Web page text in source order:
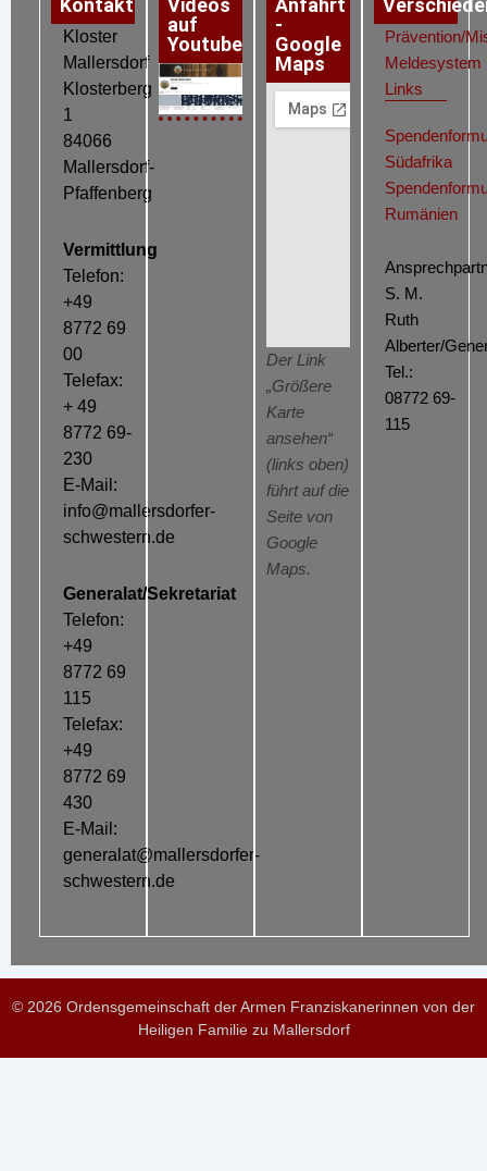
Kontakt
Kloster
Mallersdorf
Klosterberg
1
84066
Mallersdorf-
Pfaffenberg
Vermittlung
Telefon:
+49
8772 69
00
Telefax:
+ 49
8772 69-
230
E-Mail:
info@mallersdorfer-
schwestern.de
Generalat/Sekretariat
Telefon:
+49
8772 69
115
Telefax:
+49
8772 69
430
E-Mail:
generalat@mallersdorfer-
schwestern.de
Videos
auf
Youtube
Datenschutz
Impressum
Cookie-Richtlinie (EU)
Anfahrt
-
Google
Maps
Der Link
„Größere
Karte
ansehen“
(links oben)
führt auf die
Seite von
Google
Maps.
Prävention/
Meldesystem
Links
Südafrika
Rumänien
S. M.
Ruth
Alberter/
Tel.:
08772 69-
115
© 2026 Ordensgemeinschaft der Armen Franziskanerinnen von der
Heiligen Familie zu Mallersdorf